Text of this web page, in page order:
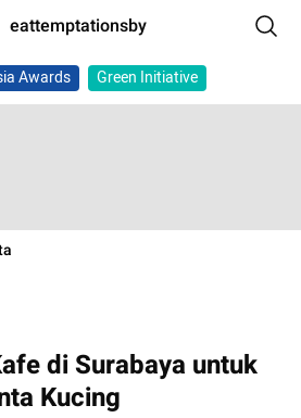
eattemptationsby
Awards Green Initiative
di Surabaya untuk
Kucing